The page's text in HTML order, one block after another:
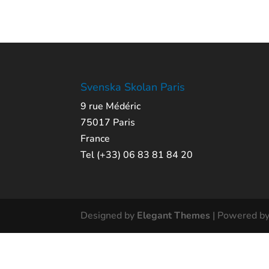
Svenska Skolan Paris
9 rue Médéric
75017 Paris
France
Tel (+33) 06 83 81 84 20
Designed by Elegant Themes | Powered by